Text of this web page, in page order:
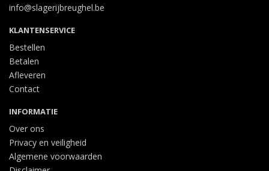
info@slagerijbreughel.be
KLANTENSERVICE
Bestellen
Betalen
Afleveren
Contact
INFORMATIE
Over ons
Privacy en veiligheid
Algemene voorwaarden